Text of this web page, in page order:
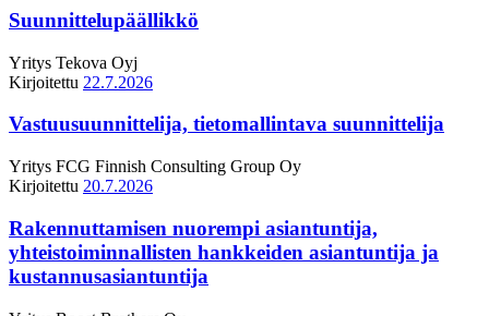
Suunnittelupäällikkö
Yritys Tekova Oyj
Kirjoitettu 22.7.2026
Vastuusuunnittelija, tietomallintava suunnittelija
Yritys FCG Finnish Consulting Group Oy
Kirjoitettu 20.7.2026
Rakennuttamisen nuorempi asiantuntija,
yhteistoiminnallisten hankkeiden asiantuntija ja
kustannusasiantuntija